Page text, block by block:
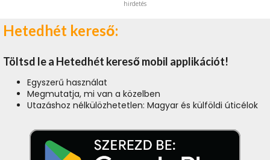
hirdetés
Hetedhét kereső:
Töltsd le a Hetedhét kereső mobil applikációt!
Egyszerű használat
Megmutatja, mi van a közelben
Utazáshoz nélkülözhetetlen: Magyar és külföldi úticélok